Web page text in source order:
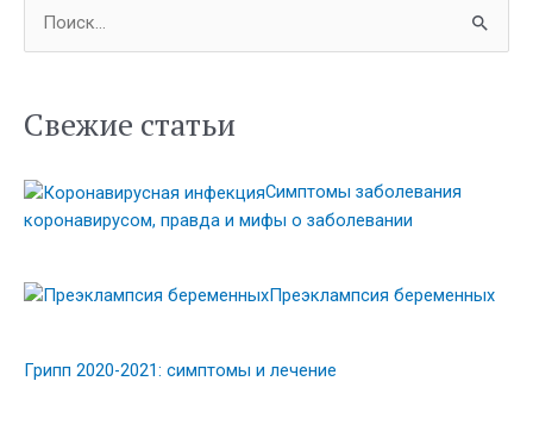
с
:
Свежие статьи
Симптомы заболевания
коронавирусом, правда и мифы о заболевании
Преэклампсия беременных
Грипп 2020-2021: симптомы и лечение